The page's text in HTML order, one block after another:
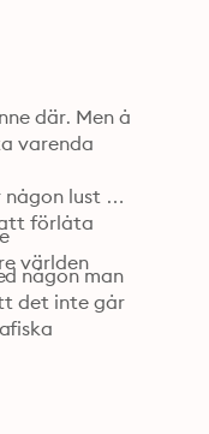
där. Men å
varenda
någon lust
att förlåta
någon man
det inte går
världen